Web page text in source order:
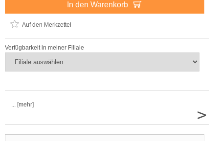
In den Warenkorb
Auf den Merkzettel
Verfügbarkeit in meiner Filiale
... [mehr]
>